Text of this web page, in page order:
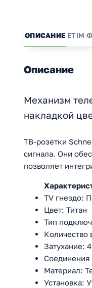
ОПИСАНИЕ ETIM
Описание
Механизм
накладкой
ТВ-розетки
сигнала. Они
позволяет
TV гнездо:
Цвет: Титан
Тип
Количество
Затухание:
Материал:
Установка: